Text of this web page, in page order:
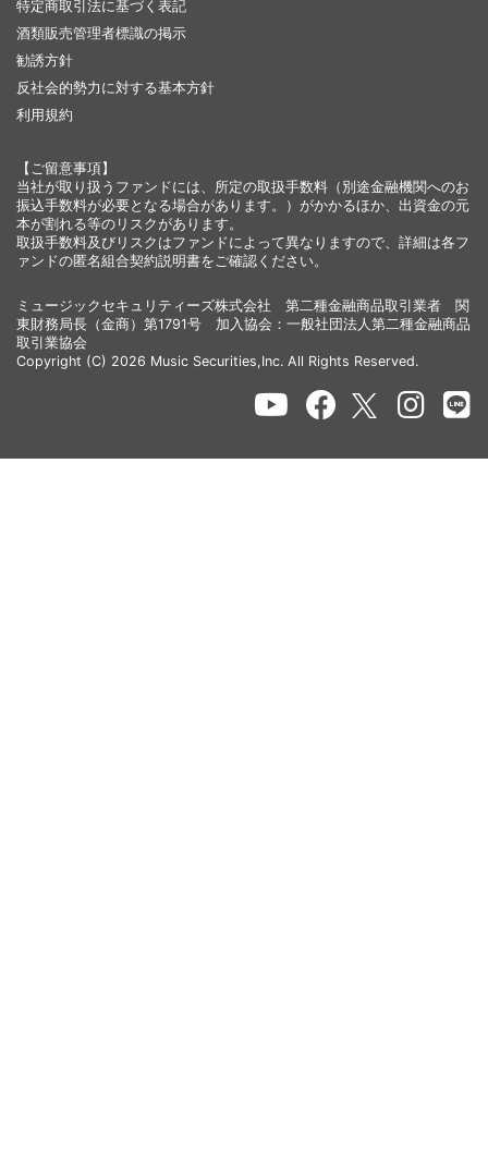
特定商取引法に基づく表記
酒類販売管理者標識の掲示
勧誘方針
反社会的勢力に対する基本方針
利用規約
【ご留意事項】
当社が取り扱うファンドには、所定の取扱手数料（別途金融機関へのお
振込手数料が必要となる場合があります。）がかかるほか、出資金の元
本が割れる等のリスクがあります。
取扱手数料及びリスクはファンドによって異なりますので、詳細は各フ
ァンドの匿名組合契約説明書をご確認ください。
ミュージックセキュリティーズ株式会社 第二種金融商品取引業者 関
東財務局長（金商）第1791号 加入協会：一般社団法人第二種金融商品
取引業協会
Copyright (C) 2026 Music Securities,Inc. All Rights Reserved.